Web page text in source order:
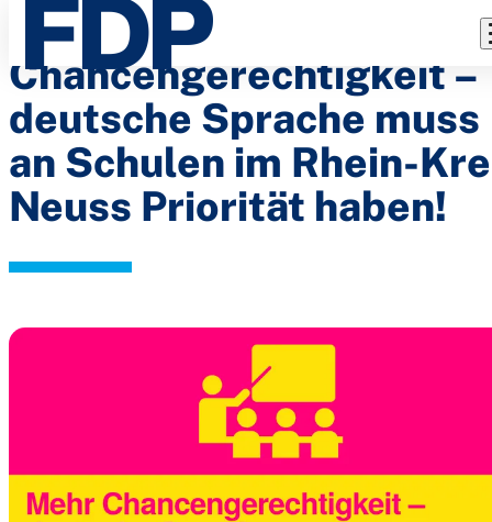
Direkt
Inhalt
FDP: Mehr
Chancengerechtigkeit –
deutsche Sprache muss
an Schulen im Rhein-
Neuss Priorität haben!